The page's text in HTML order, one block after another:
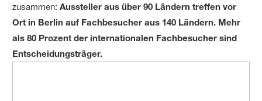
zusammen:Aussteller aus über 90 Ländern treffen vor
Ort in Berlin auf Fachbesucher aus 140 Ländern. Mehr
als 80 Prozent der internationalen Fachbesucher sind
Entscheidungsträger.